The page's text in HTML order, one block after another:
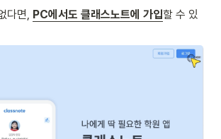
다면, PC에서도 클래스노트에 가입할 수 있